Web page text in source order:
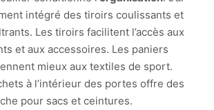
intégré des tiroirs coulissants et
Les tiroirs facilitent l’accès aux
et aux accessoires. Les paniers
mieux aux textiles de sport.
à l’intérieur des portes offre des
pour sacs et ceintures.